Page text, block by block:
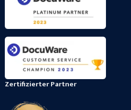
Zertifizierter Partner